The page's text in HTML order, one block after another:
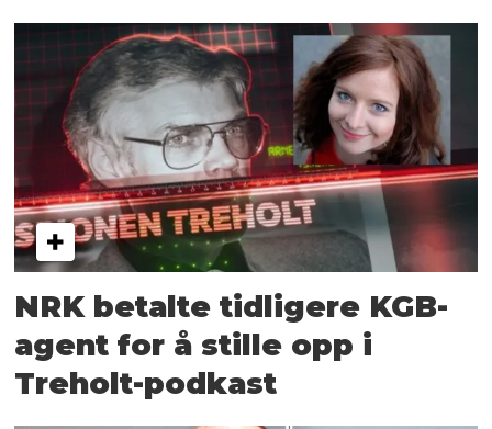
NRK betalte tidligere KGB-
agent for å stille opp i
Treholt-podkast